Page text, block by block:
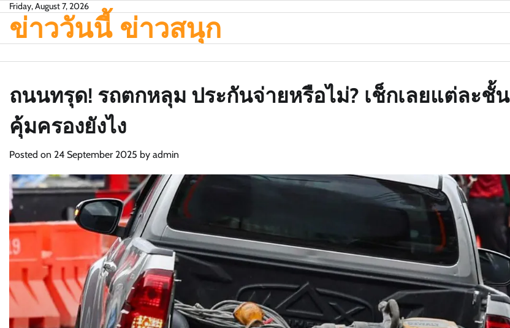
Skip
content
Friday, August 7, 2026
ข่าววันนี้ ข่าวสนุก
ถนนทรุด! รถตกหลุม ประกันจ่ายหรือไม่? เช็กเลยแต่ละชั้น
คุ้มครองยังไง
Posted on 24 September 2025 by admin